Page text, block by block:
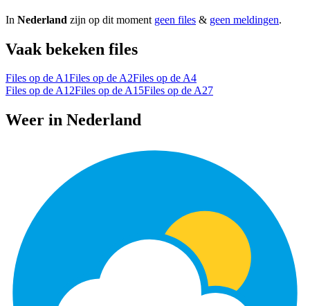
In Nederland zijn op dit moment geen files & geen meldingen.
Vaak bekeken files
Files op de A1Files op de A2Files op de A4
Files op de A12Files op de A15Files op de A27
Weer in Nederland